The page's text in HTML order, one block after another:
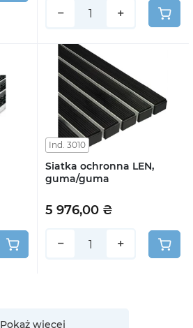
− +
Ind. 3010
Siatka ochronna LEN,
guma/guma
5 976,00 ₴
− +
Pokaż więcej